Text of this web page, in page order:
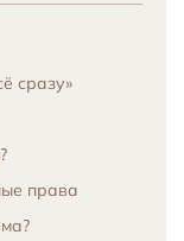
сразу»
права